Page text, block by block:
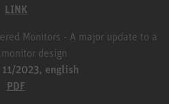
LINK
Monitors - A major update to a
design
2023, english
PDF